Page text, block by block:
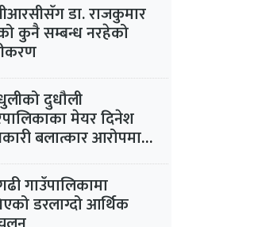
डा. राजकुमार
कुनै सम्बन्ध नरहेको
दुधौली
मेयर दिनेश
बलात्कार आरोपमा
गाउँपालिकामा
डरलाग्दो आर्थिक